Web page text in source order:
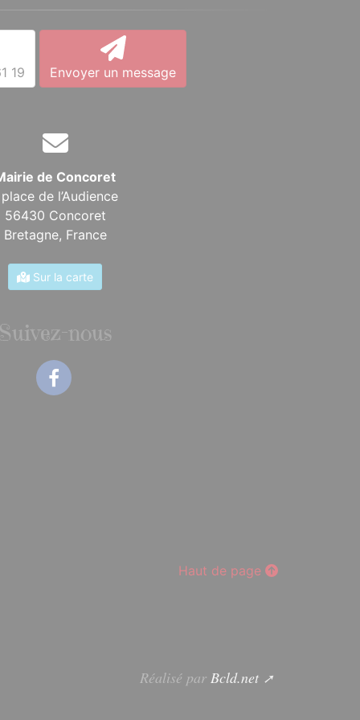
19 Envoyer un message
de Concoret
place de l’Audience
56430 Concoret
Bretagne, France
Sur la carte
Suivez-nous
Haut de page
Réalisé par Bcld.net